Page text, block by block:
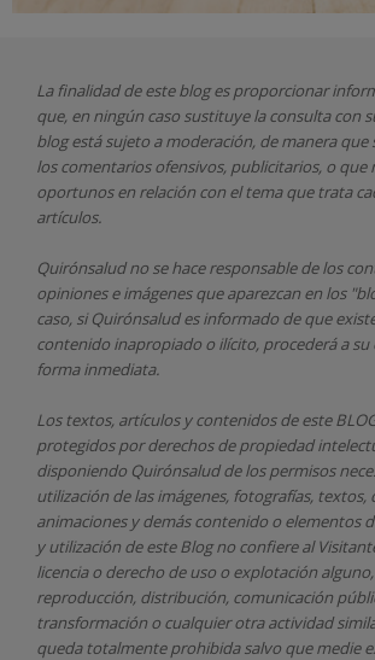
La finalidad de este blog es proporcionar
que, en ningún caso sustituye la consulta con
blog está sujeto a moderación, de manera que
los comentarios ofensivos, publicitarios, o que
oportunos en relación con el tema que trata
artículos.
Quirónsaludno se hace responsable de los
opiniones e imágenes que aparezcan en los
caso, si Quirónsaludes informado de que
contenido inapropiado o ilícito, procederá a su
forma inmediata.
Los textos, artículos y contenidos de este
protegidos por derechos de propiedad
disponiendo Quirónsaludde los permisos
utilización de las imágenes, fotografías, textos,
animaciones y demás contenido o elementos
y utilización de este Blog no confiere al
licencia o derecho de uso o explotación
reproducción, distribución, comunicación
transformación o cualquier otra actividad
queda totalmente prohibida salvo que medie